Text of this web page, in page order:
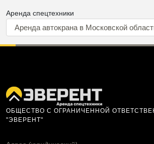
Аренда спецтехники
Аренда автокрана в Московской
ОБЩЕСТВО С ОГРАНИЧЕННОЙ
"ЭВЕРЕНТ"